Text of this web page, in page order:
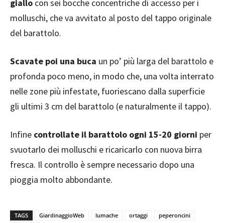
giallo con sei bocche concentriche di accesso per i
molluschi, che va avvitato al posto del tappo originale
del barattolo.
Scavate poi una buca un po’ più larga del barattolo e
profonda poco meno, in modo che, una volta interrato
nelle zone più infestate, fuoriescano dalla superficie
gli ultimi 3 cm del barattolo (e naturalmente il tappo).
Infine controllate il barattolo ogni 15-20 giorni per
svuotarlo dei molluschi e ricaricarlo con nuova birra
fresca. Il controllo è sempre necessario dopo una
pioggia molto abbondante.
TAGS GiardinaggioWeb lumache ortaggi
peperoncini